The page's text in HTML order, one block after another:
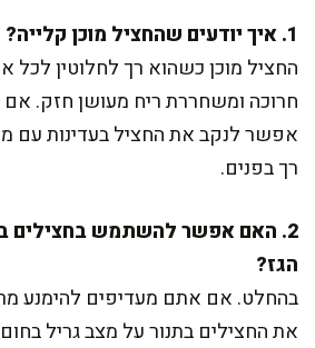
1. איך יודעים שהחציל מוכן קלייה?
החציל מוכן כשהוא רך לחלוטין לכל
חרוכה ומשחררת ריח מעושן חזק.
אפשר לנקב את החציל בעדינות עם
רך בפנים.
2. האם אפשר להשתמש בחצילים
הגז?
בהחלט. אם אתם מעדיפים להימנע
את החצילים בתנור על מצב גריל